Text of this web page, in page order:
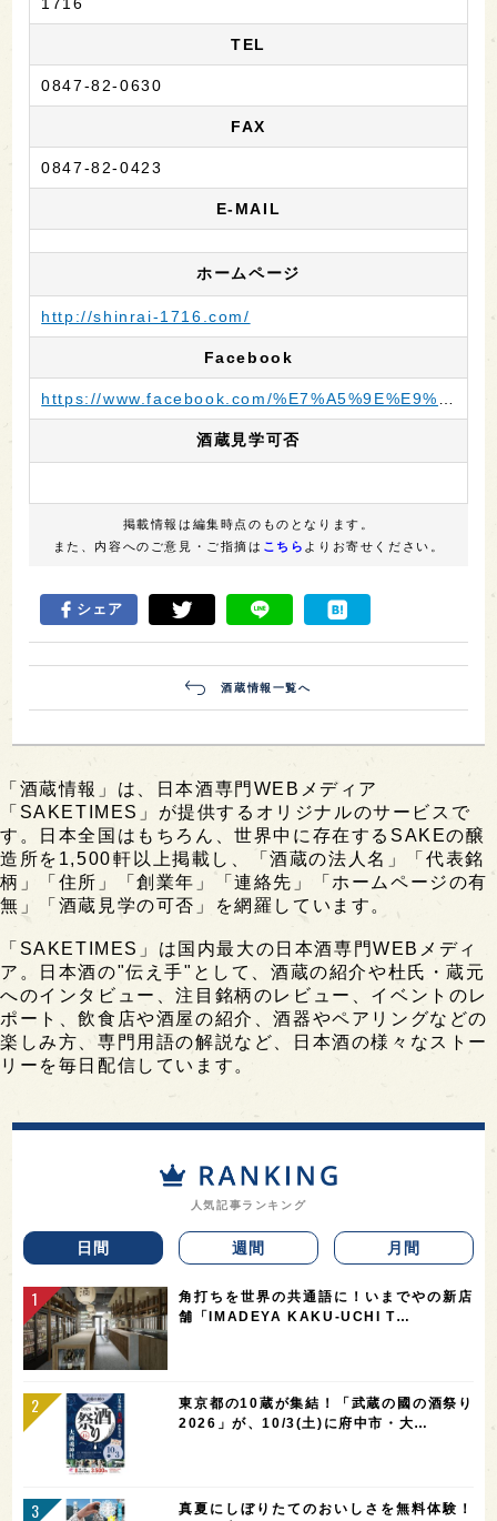
TEL
0847-82-0630
FAX
0847-82-0423
E-MAIL
ホームページ
http://shinrai-1716.com/
Facebook
酒蔵見学可否
掲載情報は編集時点のものとなります。
また、内容へのご意見・ご指摘は こちら よりお寄せください。
シェア
酒蔵情報一覧へ
「酒蔵情報」は、日本酒専門WEBメディア
「SAKETIMES」が提供するオリジナルのサービスで
す。日本全国はもちろん、世界中に存在するSAKEの醸
造所を1,500軒以上掲載し、「酒蔵の法人名」「代表銘
柄」「住所」「創業年」「連絡先」「ホームページの有
無」「酒蔵見学の可否」を網羅しています。
「SAKETIMES」は国内最大の日本酒専門WEBメディ
ア。日本酒の"伝え手"として、酒蔵の紹介や杜氏・蔵元
へのインタビュー、注目銘柄のレビュー、イベントのレ
ポート、飲食店や酒屋の紹介、酒器やペアリングなどの
楽しみ方、専門用語の解説など、日本酒の様々なストー
リーを毎日配信しています。
人気記事ランキング
日間 週間 月間
角打ちを世界の共通語に！いまでやの新店
舗「IMADEYA KAKU-UCHI T…
東京都の10蔵が集結！「武蔵の國の酒祭り
2026」が、10/3(土)に府中市・大…
真夏にしぼりたてのおいしさを無料体験！